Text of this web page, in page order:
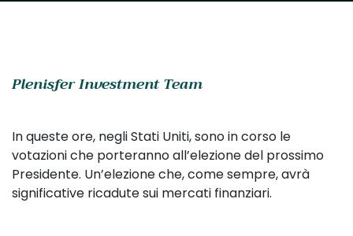
Plenisfer Investment Team
In queste ore, negli Stati Uniti, sono in corso le
votazioni che porteranno all’elezione del prossimo
Presidente. Un’elezione che, come sempre, avrà
significative ricadute sui mercati finanziari.